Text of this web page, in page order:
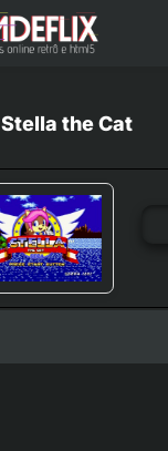
Stella the Cat